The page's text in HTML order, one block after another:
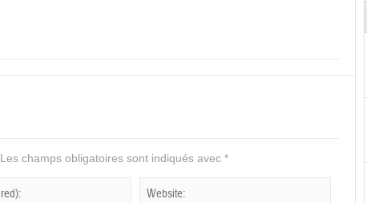
Les champs obligatoires sont indiqués avec *